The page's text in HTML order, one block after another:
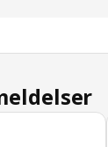
over